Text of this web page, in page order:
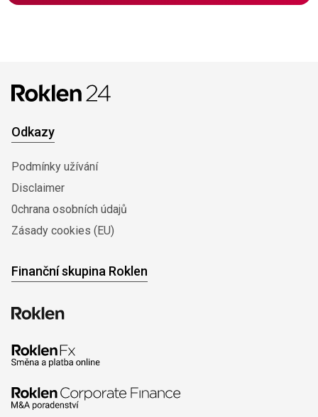
Odkazy
Podmínky užívání
Disclaimer
0chrana osobních údajů
Zásady cookies (EU)
Finanční skupina Roklen